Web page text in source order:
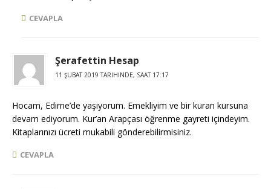
CEVAPLA
Şerafettin Hesap
11 ŞUBAT 2019 TARIHINDE, SAAT 17:17
Hocam, Edirne’de yaşıyorum. Emekliyim ve bir kuran kursuna
devam ediyorum. Kur’an Arapçası öğrenme gayreti içindeyim.
Kitaplarınızı ücreti mukabili gönderebilirmisiniz.
CEVAPLA